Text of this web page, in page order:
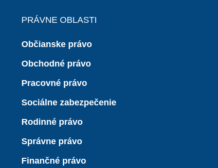
PRÁVNE OBLASTI
Občianske právo
Obchodné právo
Pracovné právo
Sociálne zabezpečenie
Rodinné právo
Správne právo
Finančné právo